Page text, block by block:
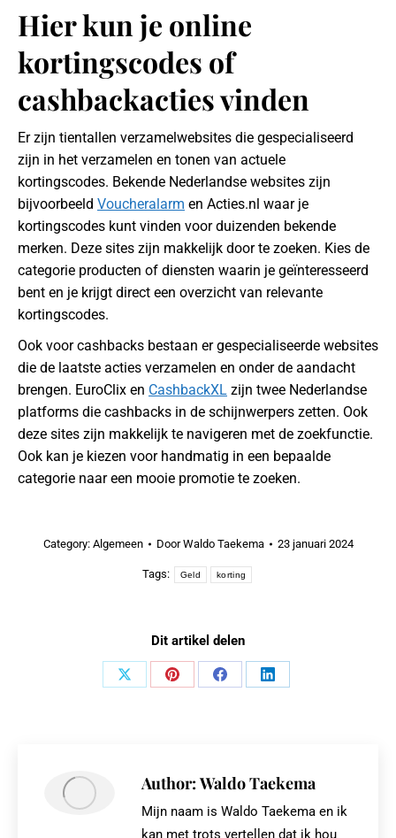
Hier kun je online
kortingscodes of
cashbackacties vinden
Er zijn tientallen verzamelwebsites die gespecialiseerd
zijn in het verzamelen en tonen van actuele
kortingscodes. Bekende Nederlandse websites zijn
bijvoorbeeld Voucheralarm en Acties.nl waar je
kortingscodes kunt vinden voor duizenden bekende
merken. Deze sites zijn makkelijk door te zoeken. Kies de
categorie producten of diensten waarin je geïnteresseerd
bent en je krijgt direct een overzicht van relevante
kortingscodes.
Ook voor cashbacks bestaan er gespecialiseerde websites
die de laatste acties verzamelen en onder de aandacht
brengen. EuroClix en CashbackXL zijn twee Nederlandse
platforms die cashbacks in de schijnwerpers zetten. Ook
deze sites zijn makkelijk te navigeren met de zoekfunctie.
Ook kan je kiezen voor handmatig in een bepaalde
categorie naar een mooie promotie te zoeken.
Category: Algemeen DoorWaldo Taekema 23 januari 2024
Tags: Geld korting
Dit artikel delen
Share
Share
Share
Share
Author: Waldo Taekema
Mijn naam is Waldo Taekema en ik
kan met trots vertellen dat ik hou